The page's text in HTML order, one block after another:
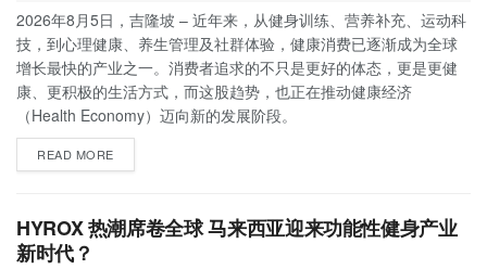
2026年8月5日，吉隆坡 – 近年来，从健身训练、营养补充、运动科
技，到心理健康、养生管理及社群体验，健康消费已逐渐成为全球
增长最快的产业之一。消费者追求的不只是更好的体态，更是更健
康、更积极的生活方式，而这股趋势，也正在推动健康经济
（Health Economy）迈向新的发展阶段。
READ MORE
HYROX 热潮席卷全球 马来西亚迎来功能性健身产业
新时代？